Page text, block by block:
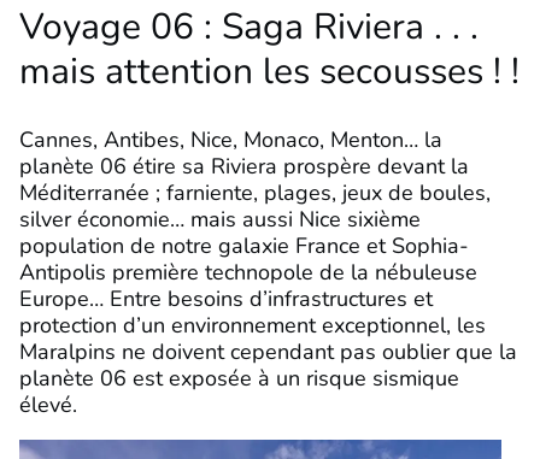
Voyage 06 : Saga Riviera . . .
mais attention les secousses ! !
Cannes, Antibes, Nice, Monaco, Menton… la
planète 06 étire sa Riviera prospère devant la
Méditerranée ; farniente, plages, jeux de boules,
silver économie… mais aussi Nice sixième
population de notre galaxie France et Sophia-
Antipolis première technopole de la nébuleuse
Europe… Entre besoins d’infrastructures et
protection d’un environnement exceptionnel, les
Maralpins ne doivent cependant pas oublier que la
planète 06 est exposée à un risque sismique
élevé.